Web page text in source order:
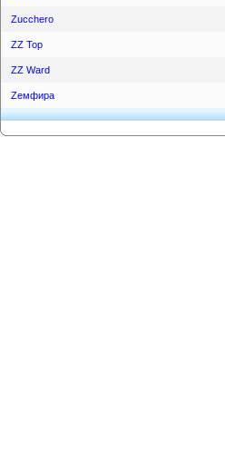
Zucchero
ZZ Top
ZZ Ward
Zемфира